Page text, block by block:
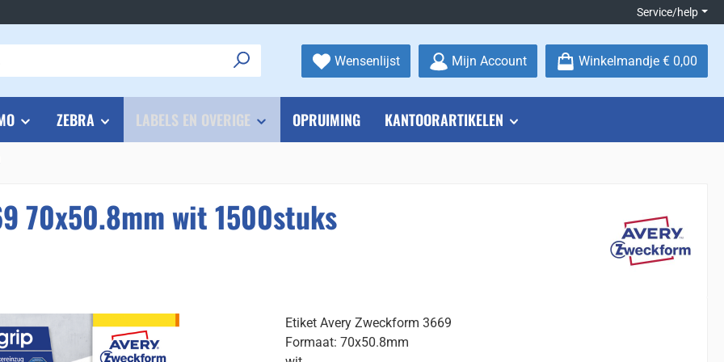
Service/help
WensenlijstJe hebt 0 items op je verlanglijstje
Mijn Account Winkelmandje € 0,00
ZEBRA LABELS EN OVERIGE OPRUIMING KANTOORARTIKELEN
70x50.8mm wit 1500stuks
Etiket Avery Zweckform 3669
Formaat: 70x50.8mm